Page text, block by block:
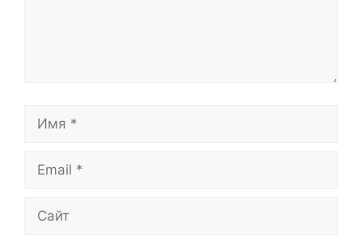
Имя
Email
Сайт